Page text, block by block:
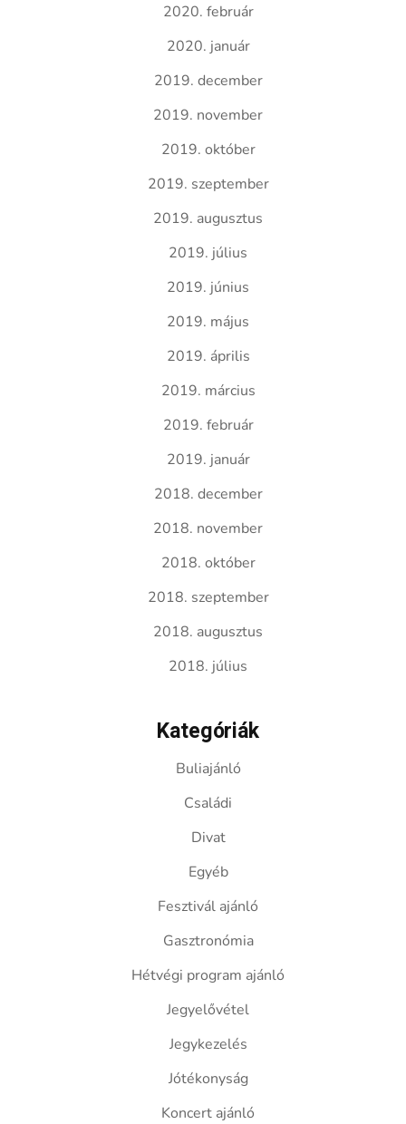
2020. február
2020. január
2019. december
2019. november
2019. október
2019. szeptember
2019. augusztus
2019. július
2019. június
2019. május
2019. április
2019. március
2019. február
2019. január
2018. december
2018. november
2018. október
2018. szeptember
2018. augusztus
2018. július
Kategóriák
Buliajánló
Családi
Divat
Egyéb
Fesztivál ajánló
Gasztronómia
Hétvégi program ajánló
Jegyelővétel
Jegykezelés
Jótékonyság
Koncert ajánló